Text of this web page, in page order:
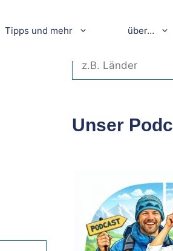
Tipps und mehr über…
Unser